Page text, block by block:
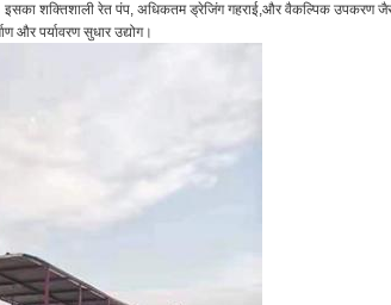
शक्तिशाली रेत पंप, अधिकतम ड्रेजिंग गहराई,और वैकल्पिक उपकरण
पर्यावरण सुधार उद्योग।